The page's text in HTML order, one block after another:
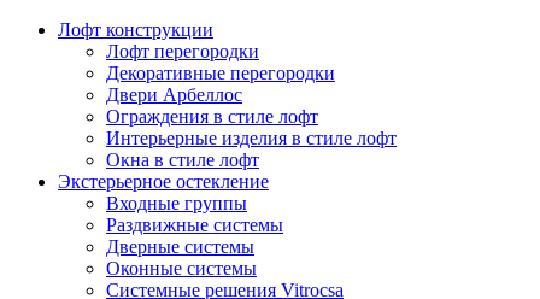
Лофт конструкции
Лофт перегородки
Декоративные перегородки
Двери Арбеллос
Ограждения в стиле лофт
Интерьерные изделия в стиле лофт
Окна в стиле лофт
Экстерьерное остекление
Входные группы
Раздвижные системы
Дверные системы
Оконные системы
Системные решения Vitrocsa